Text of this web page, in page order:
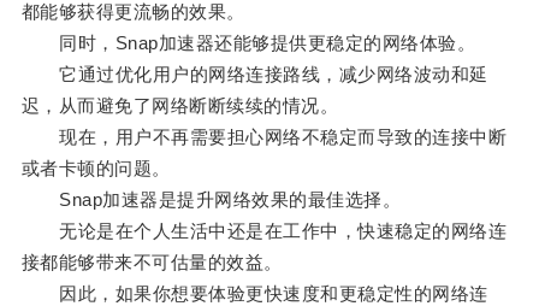
都能够获得更流畅的效果。
同时，Snap加速器还能够提供更稳定的网络体验。
它通过优化用户的网络连接路线，减少网络波动和延
迟，从而避免了网络断断续续的情况。
现在，用户不再需要担心网络不稳定而导致的连接中断
或者卡顿的问题。
Snap加速器是提升网络效果的最佳选择。
无论是在个人生活中还是在工作中，快速稳定的网络连
接都能够带来不可估量的效益。
因此，如果你想要体验更快速度和更稳定性的网络连